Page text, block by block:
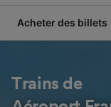
Acheter des billets
Trains de